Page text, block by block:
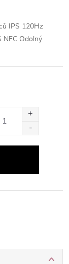
IPS 120Hz
NFC Odolný